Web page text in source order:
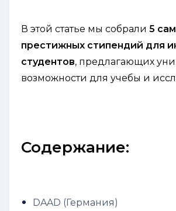
В этой статье мы собрали 5
престижных стипендий для
студентов, предлагающих
возможности для учебы и
Содержание:
DAAD (Германия)